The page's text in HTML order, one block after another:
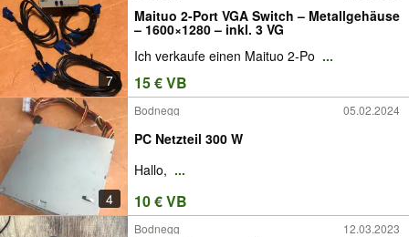
7
Maituo 2‑Port VGA Switch – Metallgehäuse
– 1600×1280 – inkl. 3 VG
Ich verkaufe einen Maituo 2‑Po ...
15 € VB
4
Bodnegg 05.02.2024
PC Netzteil 300 W
Hallo, ...
10 € VB
Bodnegg 12.03.2023